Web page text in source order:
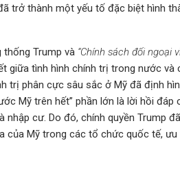
trở thành một yếu tố đặc biệt hình
Trump và “Chính sách đối ngoại
giữa tình hình chính trị trong nước và
trị phân cực sâu sắc ở Mỹ đã định
Mỹ trên hết” phần lớn là lời hồi đáp
cư. Do đó, chính quyền Trump
Mỹ trong các tổ chức quốc tế, ưu